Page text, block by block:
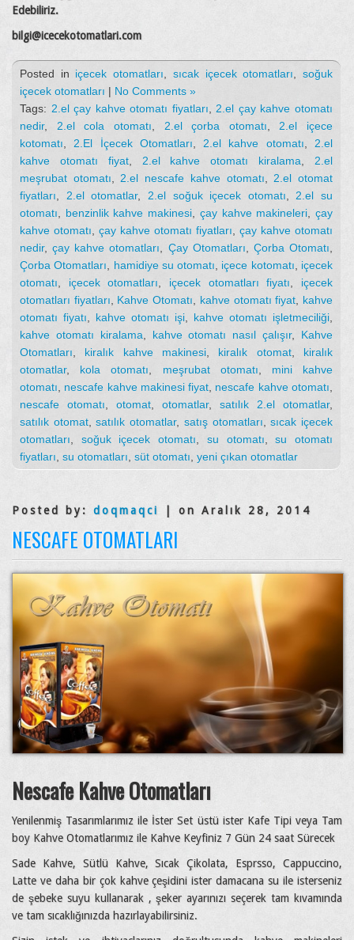
Edebiliriz.
bilgi@icecekotomatlari.com
Posted in içecek otomatları sıcak içecek otomatları ,soğuk
içecek otomatları | No Comments »
Tags: 2.el çay kahve otomatı fiyatları
2.el çay kahve otomatı
nedir, 2.el cola otomatı 2.el çorba otomatı
2.el içece
kotomatı
2.El İçecek Otomatları 2.el kahve otomatı
2.el
kahve otomatı fiyat, 2.el kahve otomatı kiralama
2.el
meşrubat otomatı
2.el nescafe kahve otomatı
2.el otomat
fiyatları
2.el otomatlar, 2.el soğuk içecek otomatı
2.el su
otomatı
benzinlik kahve makinesi çay kahve makineleri ,çay
kahve otomatı
çay kahve otomatı fiyatları
çay kahve otomatı
nedir,çay kahve otomatları Çay Otomatları Çorba Otomatı
Çorba Otomatları
hamidiye su otomatı içece kotomatı
içecek
otomatı
içecek otomatları içecek otomatları fiyatı
içecek
otomatları fiyatları
Kahve Otomatı kahve otomatı fiyat
kahve
otomatı fiyatı
kahve otomatı işi kahve otomatı işletmeciliği
kahve otomatı kiralama
kahve otomatı nasıl çalışır, Kahve
Otomatları
kiralık kahve makinesi kiralık otomat, kiralık
otomatlar, kola otomatı meşrubat otomatı
mini kahve
otomatı
nescafe kahve makinesi fiyat nescafe kahve otomatı
nescafe otomatı
otomat otomatlar, satılık 2.el otomatlar,
satılık otomat,satılık otomatlar, satış otomatları ,sıcak içecek
otomatları
soğuk içecek otomatı su otomatı ,su otomatı
fiyatları su otomatları süt otomatı yeni çıkan otomatlar
Posted by: doqmaqci | on Aralık 28, 2014
NESCAFE OTOMATLARI
Nescafe Kahve Otomatları
Yenilenmiş Tasarımlarımız ile İster Set üstü ister Kafe Tipi veya Tam
boy Kahve Otomatlarımız ile Kahve Keyfiniz 7 Gün 24 saat Sürecek
Sade Kahve, Sütlü Kahve, Sıcak Çikolata, Esprsso, Cappuccino,
Latte ve daha bir çok kahve çeşidini ister damacana su ile isterseniz
de şebeke suyu kullanarak , şeker ayarınızı seçerek tam kıvamında
ve tam sıcaklığınızda hazırlayabilirsiniz.